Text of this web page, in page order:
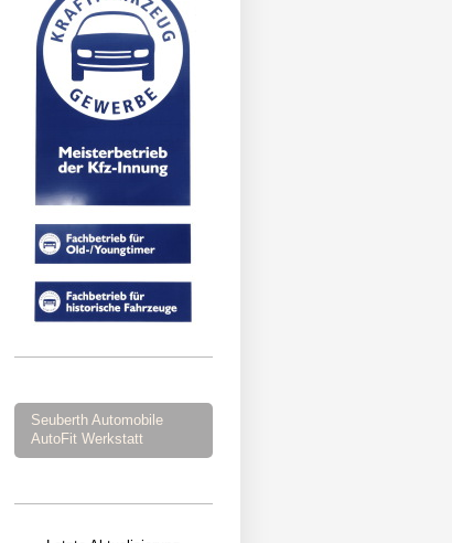
Seuberth Automobile
AutoFit Werkstatt